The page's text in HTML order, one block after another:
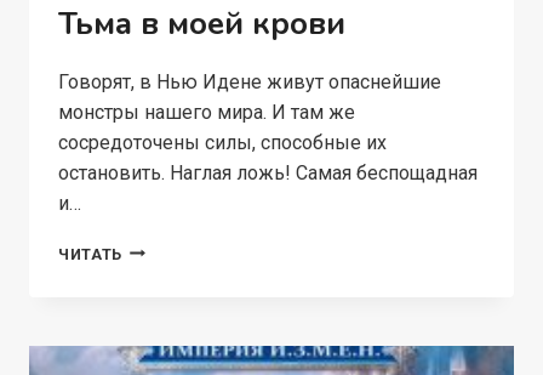
Тьма в моей крови
Говорят, в Нью Идене живут опаснейшие
монстры нашего мира. И там же
сосредоточены силы, способные их
остановить. Наглая ложь! Самая беспощадная
и…
ЧИТАТЬ ТЬМА